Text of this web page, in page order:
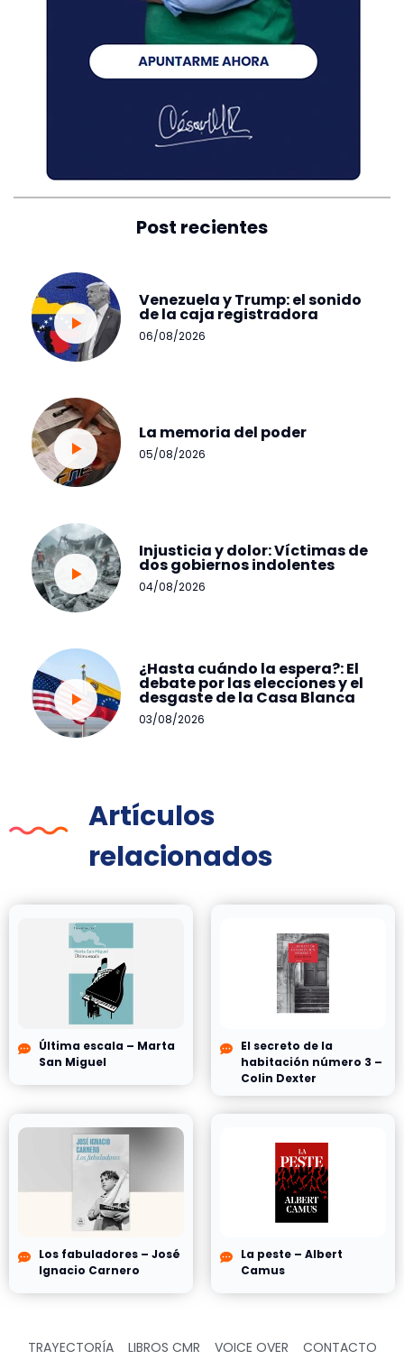
Post recientes
Venezuela y Trump: el sonido
de la caja registradora
06/08/2026
La memoria del poder
05/08/2026
Injusticia y dolor: Víctimas de
dos gobiernos indolentes
04/08/2026
¿Hasta cuándo la espera?: El
debate por las elecciones y el
desgaste de la Casa Blanca
03/08/2026
Artículos
relacionados
Última escala – Marta
San Miguel
El secreto de la
habitación número 3 –
Colin Dexter
Los fabuladores – José
Ignacio Carnero
La peste – Albert
Camus
TRAYECTORÍA LIBROS CMR VOICE OVER CONTACTO